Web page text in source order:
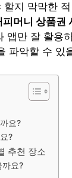
지 막막한
피머니 상품권
앱만 잘 활용
파악할 수 있
요?
?
추천 장소
까요?